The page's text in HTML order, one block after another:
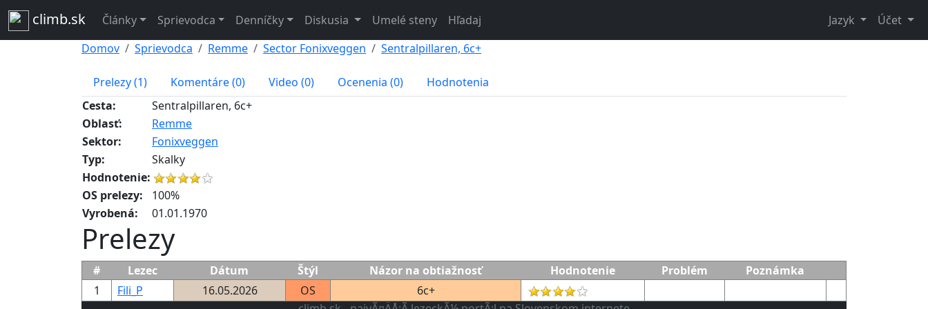
climb.sk Články Sprievodca Denníčky Diskusia Umelé steny Hľadaj Jazyk
Účet
Domov
Sprievodca Remme Sector Fonixveggen Sentralpillaren, 6c+
Prelezy (1) Komentáre (0) Video (0) Ocenenia (0)
Hodnotenia
Cesta:
Sentralpillaren, 6c+
Oblasť:
Remme
Sektor:
Fonixveggen
Typ:
Skalky
Hodnotenie:
OS prelezy:
100%
Vyrobená:
01.01.1970
Prelezy
# Lezec Dátum Štýl Názor na obtiažnosť Hodnotenie Problém
Poznámka
1
Fili_P 16.05.2026 OS
6c+